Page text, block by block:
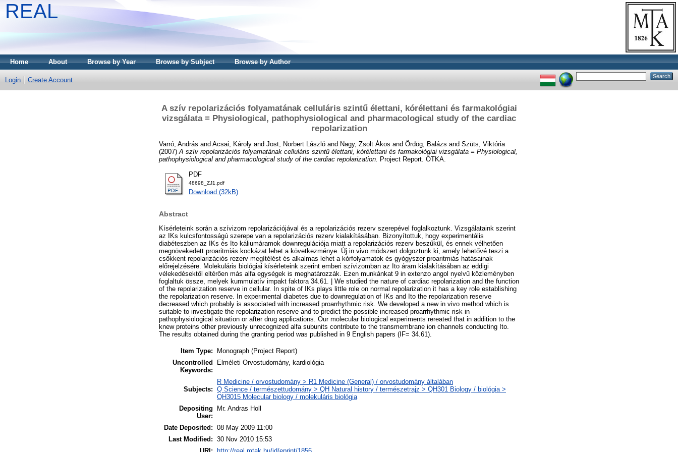
REAL
Home About Browse by Year Browse by Subject Browse by Author
Login Create Account
A szív repolarizációs folyamatának celluláris szintű élettani, kórélettani és farmakológiai
vizsgálata = Physiological, pathophysiological and pharmacological study of the cardiac
repolarization
Varró, András and Acsai, Károly and Jost, Norbert László and Nagy, Zsolt Ákos and Ördög, Balázs and Szüts, Viktória
(2007) A szív repolarizációs folyamatának celluláris szintű élettani, kórélettani és farmakológiai vizsgálata = Physiological,
pathophysiological and pharmacological study of the cardiac repolarization. Project Report. OTKA.
PDF
48698_ZJ1.pdf
Download (32kB)
Abstract
Kísérleteink során a szívizom repolarizációjával és a repolarizációs rezerv szerepével foglalkoztunk. Vizsgálataink szerint
az IKs kulcsfontosságú szerepe van a repolarizációs rezerv kialakításában. Bizonyítottuk, hogy experimentális
diabéteszben az IKs és Ito káliumáramok downregulációja miatt a repolarizációs rezerv beszűkül, és ennek vélhetően
megnövekedett proaritmiás kockázat lehet a következménye. Új in vivo módszert dolgoztunk ki, amely lehetővé teszi a
csökkent repolarizációs rezerv megítélést és alkalmas lehet a kórfolyamatok és gyógyszer proaritmiás hatásainak
előrejelzésére. Molekuláris biológiai kísérleteink szerint emberi szívizomban az Ito áram kialakításában az eddigi
vélekedésektől eltérően más alfa egységek is meghatározzák. Ezen munkánkat 9 in extenzo angol nyelvű közleményben
foglaltuk össze, melyek kummulatív impakt faktora 34.61. | We studied the nature of cardiac repolarization and the function
of the repolarization reserve in cellular. In spite of IKs plays little role on normal repolarization it has a key role establishing
the repolarization reserve. In experimental diabetes due to downregulation of IKs and Ito the repolarization reserve
decreased which probably is associated with increased proarrhythmic risk. We developed a new in vivo method which is
suitable to investigate the repolarization reserve and to predict the possible increased proarrhythmic risk in
pathophysiological situation or after drug applications. Our molecular biological experiments rereated that in addition to the
knew proteins other previously unrecognized alfa subunits contribute to the transmembrane ion channels conducting Ito.
The results obtained during the granting period was published in 9 English papers (IF= 34.61).
Item Type:
Monograph (Project Report)
Uncontrolled
Keywords:
Elméleti Orvostudomány, kardiológia
Subjects:
R Medicine / orvostudomány > R1 Medicine (General) / orvostudomány általában
Q Science / természettudomány > QH Natural history / természetrajz > QH301 Biology / biológia >
QH3015 Molecular biology / molekuláris biológia
Depositing
User:
Mr. Andras Holl
Date Deposited: 08 May 2009 11:00
Last Modified: 30 Nov 2010 15:53